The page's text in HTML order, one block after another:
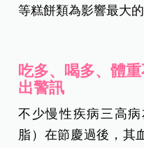
等糕餅類為影響最大的
吃多、喝多、體
出警訊
不少慢性疾病三高
脂）在節慶過後，其